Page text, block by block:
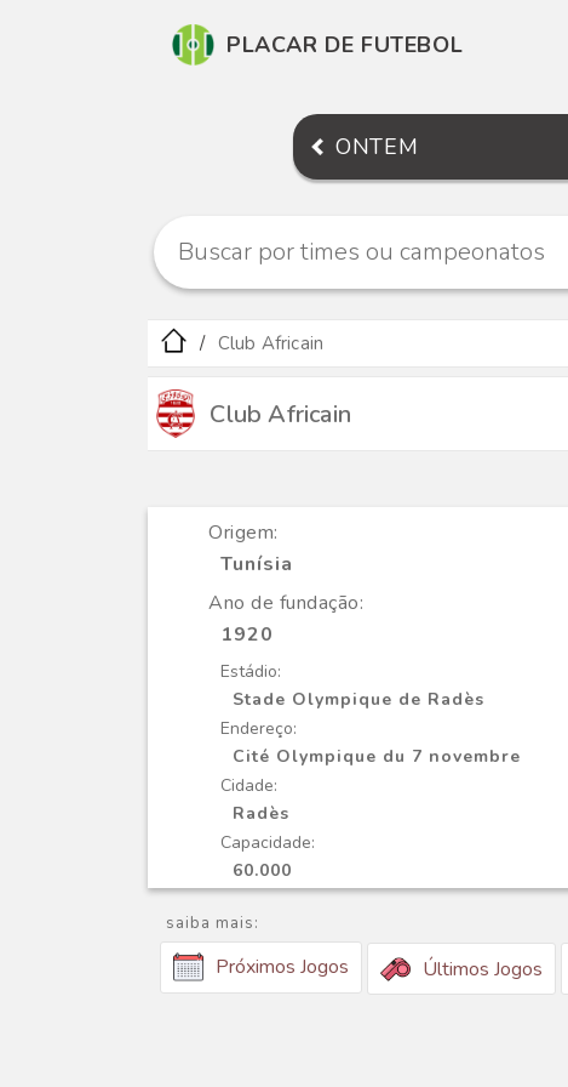
PLACAR DE FUTEBOL
ONTEM
Club Africain
Club Africain
Origem:
Tunísia
Ano de fundação:
1920
Estádio:
Stade Olympique de Radès
Endereço:
Cité Olympique du 7 novembre
Cidade:
Radès
Capacidade:
60.000
saiba mais:
Próximos Jogos Últimos Jogos